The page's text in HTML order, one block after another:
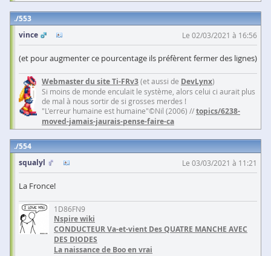
553
vince
Le 02/03/2021 à 16:56
(et pour augmenter ce pourcentage ils préfèrent fermer des lignes)
Webmaster du site Ti-FRv3(et aussi de DevLynx)
Si moins de monde enculait le système, alors celui ci aurait plus
de mal à nous sortir de si grosses merdes !
"L'erreur humaine est humaine"©Nil (2006) //topics/6238-
moved-jamais-jaurais-pense-faire-ca
554
squalyl
Le 03/03/2021 à 11:21
La Fronce!
1D86FN9
Nspire wiki
CONDUCTEUR Va-et-vient Des QUATRE MANCHE AVEC
DES DIODES
La naissance de Boo en vrai